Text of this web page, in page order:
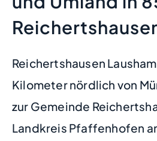
Reichertshausen
Kilometer nördlich von
zur Gemeinde
Landkreis Pfaffenhofen